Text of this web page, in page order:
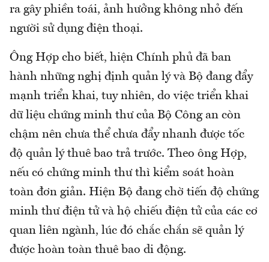
ra gây phiền toái, ảnh hưởng không nhỏ đến
người sử dụng điện thoại.
Ông Hợp cho biết, hiện Chính phủ đã ban
hành những nghị định quản lý và Bộ đang đẩy
mạnh triển khai, tuy nhiên, do việc triển khai
dữ liệu chứng minh thư của Bộ Công an còn
chậm nên chưa thể chưa đẩy nhanh được tốc
độ quản lý thuê bao trả trước. Theo ông Hợp,
nếu có chứng minh thư thì kiểm soát hoàn
toàn đơn giản. Hiện Bộ đang chờ tiến độ chứng
minh thư điện tử và hộ chiếu điện tử của các cơ
quan liên ngành, lúc đó chắc chắn sẽ quản lý
được hoàn toàn thuê bao di động.